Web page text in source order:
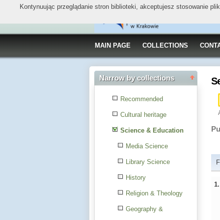
MAIN PAGE COLLECTIONS
Narrow by collections
Recommended
Cultural heritage
Science & Education
Media Science
Library Science
History
Religion & Theology
Geography &
1.
Kontynuując przeglądanie stron biblioteki, akceptujesz stosowanie